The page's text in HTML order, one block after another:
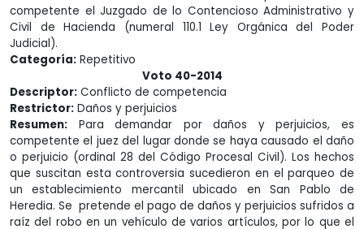
competente el Juzgado de lo Contencioso Administrativo y
Civil de Hacienda (numeral 110.1 Ley Orgánica del Poder
Judicial).
Categoría: Repetitivo
Voto 40-2014
Descriptor: Conflicto de competencia
Restrictor: Daños y perjuicios
Resumen: Para demandar por daños y perjuicios, es
competente el juez del lugar donde se haya causado el daño
o perjuicio (ordinal 28 del Código Procesal Civil). Los hechos
que suscitan esta controversia sucedieron en el parqueo de
un establecimiento mercantil ubicado en San Pablo de
Heredia. Se pretende el pago de daños y perjuicios sufridos a
raíz del robo en un vehículo de varios artículos, por lo que el